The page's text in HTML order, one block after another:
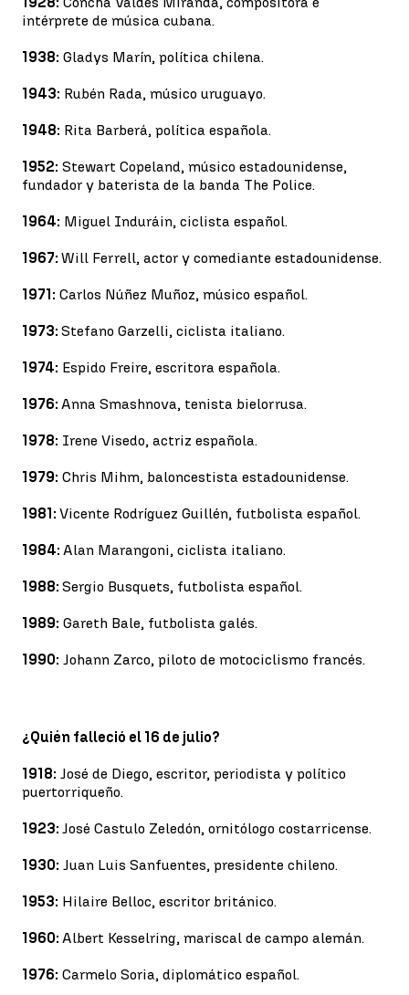
intérprete de música cubana.
1938: Gladys Marín, política chilena.
1943: Rubén Rada, músico uruguayo.
1948: Rita Barberá, política española.
1952: Stewart Copeland, músico estadounidense,
fundador y baterista de la banda The Police.
1964: Miguel Induráin, ciclista español.
1967: Will Ferrell, actor y comediante estadounidense.
1971: Carlos Núñez Muñoz, músico español.
1973: Stefano Garzelli, ciclista italiano.
1974: Espido Freire, escritora española.
1976: Anna Smashnova, tenista bielorrusa.
1978: Irene Visedo, actriz española.
1979: Chris Mihm, baloncestista estadounidense.
1981: Vicente Rodríguez Guillén, futbolista español.
1984: Alan Marangoni, ciclista italiano.
1988: Sergio Busquets, futbolista español.
1989: Gareth Bale, futbolista galés.
1990: Johann Zarco, piloto de motociclismo francés.
¿Quién falleció el 16 de julio?
1918: José de Diego, escritor, periodista y político
puertorriqueño.
1923: José Castulo Zeledón, ornitólogo costarricense.
1930: Juan Luis Sanfuentes, presidente chileno.
1953: Hilaire Belloc, escritor británico.
1960: Albert Kesselring, mariscal de campo alemán.
1976: Carmelo Soria, diplomático español.